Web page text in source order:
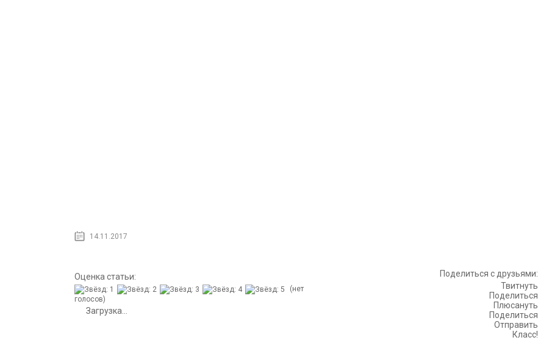
14.11.2017
Оценка статьи:
(нет
голосов)
Загрузка...
Поделиться с друзьями:
Твитнуть
Поделиться
Плюсануть
Поделиться
Отправить
Класс!